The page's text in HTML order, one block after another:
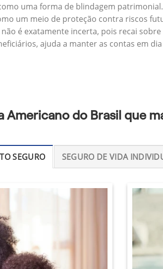
uma forma de blindagem
um meio de proteção contra riscos
é exatamente incerta, pois recai
ajuda a manter as contas em
Americano do Brasil que
SEGURO SEGURO DE VIDA